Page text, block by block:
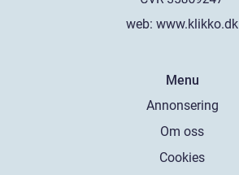
web: www.klikko.dk
Menu
Annonsering
Om oss
Cookies